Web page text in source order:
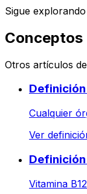
Sigue explorando
Conceptos
Otros artículos
Cualquier
Ver
Vitamina